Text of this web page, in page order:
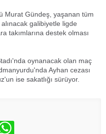
Murat Gündeş, yaşanan tüm
galibiyetle ligde
takımlarına destek olması
oynanacak olan maç
Ayhan cezası
ise sakatlığı sürüyor.